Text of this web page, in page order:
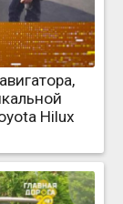
Hilux